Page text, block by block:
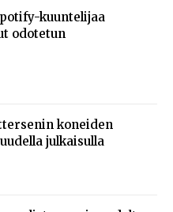
kuuntelijaa
odotetun
koneiden
julkaisulla